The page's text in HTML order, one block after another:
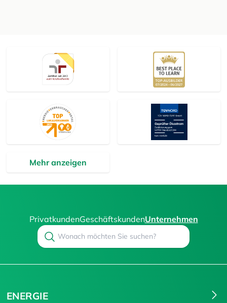
Mehr anzeigen
PrivatkundenGeschäftskundenUnternehmen
Search
ENERGIE